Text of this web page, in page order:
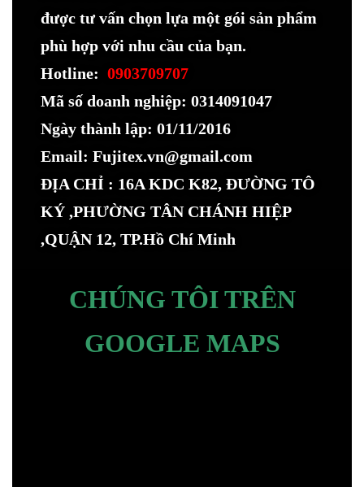
được tư vấn chọn lựa một gói sản phẩm
phù hợp với nhu cầu của bạn.
Hotline: 0903709707
Mã số doanh nghiệp: 0314091047
Ngày thành lập: 01/11/2016
Email: Fujitex.vn@gmail.com
ĐỊA CHỈ : 16A KDC K82, ĐƯỜNG TÔ
KÝ ,PHƯỜNG TÂN CHÁNH HIỆP
,QUẬN 12, TP.Hồ Chí Minh
CHÚNG TÔI TRÊN
GOOGLE MAPS